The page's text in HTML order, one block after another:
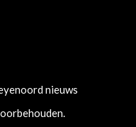
nieuws